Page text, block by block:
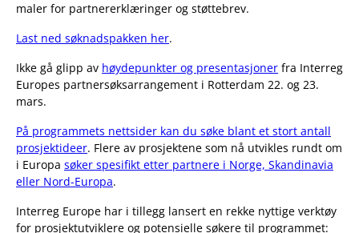
maler for partnererklæringer og støttebrev.
Last ned søknadspakken her.
Ikke gå glipp av høydepunkter og presentasjoner fra Interreg
Europes partnersøksarrangement i Rotterdam 22. og 23.
mars.
På programmets nettsider kan du søke blant et stort antall
prosjektideer. Flere av prosjektene som nå utvikles rundt om
i Europa søker spesifikt etter partnere i Norge, Skandinavia
eller Nord-Europa.
Interreg Europe har i tillegg lansert en rekke nyttige verktøy
for prosjektutviklere og potensielle søkere til programmet: